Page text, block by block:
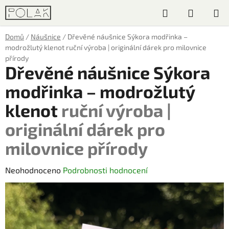
Přejít
obsah
Hledat
KOŠÍK
Domů / Náušnice / Dřevěné náušnice Sýkora modřinka –
modrožlutý klenot ruční výroba | originální dárek pro milovnice
přírody
Dřevěné náušnice Sýkora
modřinka – modrožlutý
klenot ruční výroba |
originální dárek pro
milovnice přírody
Průměrné
hodnocení
produktu
je
0,0
Neohodnoceno Podrobnosti hodnocení